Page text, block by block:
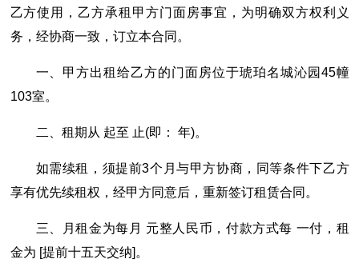
乙方使用，乙方承租甲方门面房事宜，为明确双方权利义
务，经协商一致，订立本合同。
一、甲方出租给乙方的门面房位于琥珀名城沁园45幢
103室。
二、租期从 起至 止(即： 年)。
如需续租，须提前3个月与甲方协商，同等条件下乙方
享有优先续租权，经甲方同意后，重新签订租赁合同。
三、月租金为每月 元整人民币，付款方式每 一付，租
金为 [提前十五天交纳]。